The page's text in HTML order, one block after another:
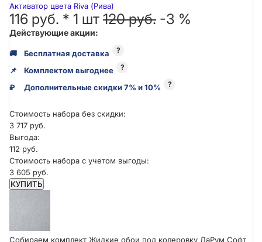
Активатор цвета Riva (Рива)
116 руб. * 1 шт 120 руб. -3 %
Действующие акции:
🚚 Бесплатная доставка ?
📌 Комплектом выгоднее ?
₽ Дополнительные скидки 7% и 10% ?
Стоимость набора без скидки:
3 717 руб.
Выгода:
112 руб.
Стоимость набора с учетом выгоды:
3 605 руб.
КУПИТЬ
Собираем комплект Жидкие обои под колеровку ЛаРум Софт